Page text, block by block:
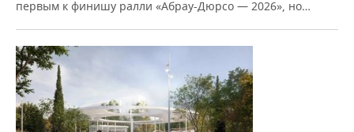
первым к финишу ралли «Абрау-Дюрсо — 2026», но…